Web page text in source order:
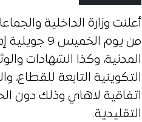
أعلنت وزارة الداخلية
من يوم
المدنية، وكذا الشهادات
التكوينية التابعة
اتفاقية لاهاي وذلك دون
التقليدية.